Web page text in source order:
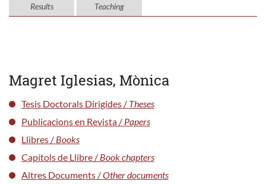
Results
Teaching
Magret Iglesias, Mònica
Tesis Doctorals Dirigides / Theses
Publicacions en Revista / Papers
Llibres / Books
Capítols de Llibre / Book chapters
Altres Documents /Other documents